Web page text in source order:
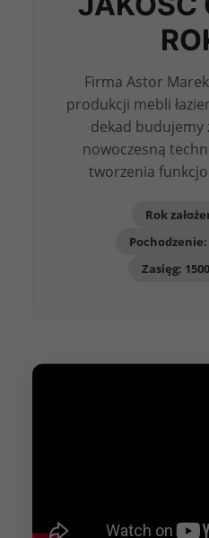
Firma Astor
produkcji mebli
dekad budujemy
nowoczesną
tworzenia
Rok
Zasięg: